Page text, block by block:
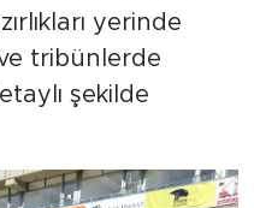
yerinde
tribünlerde
şekilde